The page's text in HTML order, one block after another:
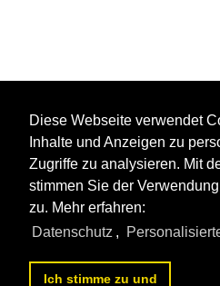
Diese Webseite verwendet
Inhalte und Anzeigen zu
Zugriffe zu analysieren. Mit
stimmen Sie der
zu. Mehr erfahren:
Datenschutz ,
Ich stimme zu und